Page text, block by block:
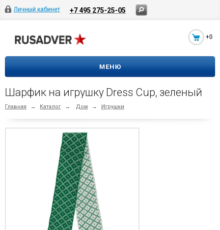
Личный кабинет +7 495 275-25-05
+0
МЕНЮ
Шарфик на игрушку Dress Cup, зеленый
Главная → Каталог → Дом → Игрушки